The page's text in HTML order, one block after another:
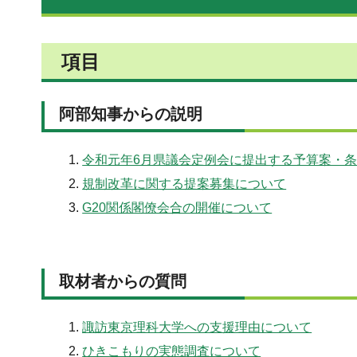
項目
阿部知事からの説明
令和元年6月県議会定例会に提出する予算案・
規制改革に関する提案募集について
G20関係閣僚会合の開催について
取材者からの質問
諏訪東京理科大学への支援理由について
ひきこもりの実態調査について